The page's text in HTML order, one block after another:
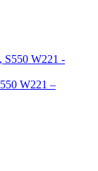
W221 –